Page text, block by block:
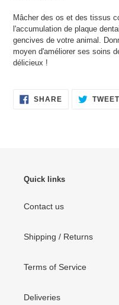
Mâcher des os et des tissus
l'accumulation de plaque
gencives de votre animal.
moyen d'améliorer ses soins
délicieux !
SHARESHARE TWEET
Quick links
Contact us
Shipping / Returns
Terms of Service
Deliveries